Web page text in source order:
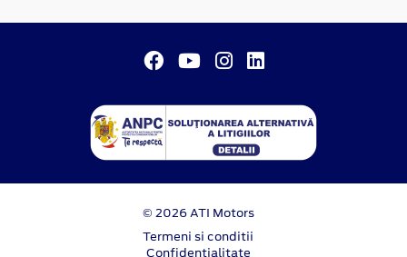
© 2026 ATI Motors
Termeni si conditii
Confidentialitate